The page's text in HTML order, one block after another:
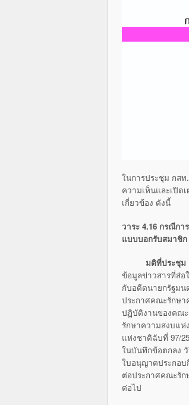
ในการประชุม กส
ความเห็นและเปิด
เกี่ยวข้อง ดังนี้
วาระ 4.16 กรณีก
แบบบอกรับสมาชิก
มติที่ประชุม
ข้อมูลข่าวสารที่ส่อ
กับอดีตนายกรัฐมน
ประกาศคณะรักษา
ปฏิบัติงานของคณะ
รักษาความสงบแห่
แห่งชาติฉับที่ 97/
ในบันทึกข้อตกลง วั
ใบอนุญาตประกอบ
ต่อประกาศคณะรั
ต่อไป